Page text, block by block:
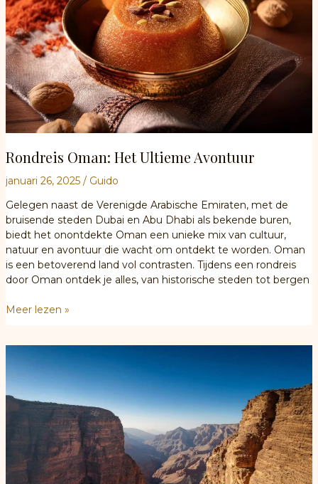
Rondreis Oman: Het Ultieme Avontuur
januari 26, 2025 / Guido
Gelegen naast de Verenigde Arabische Emiraten, met de
bruisende steden Dubai en Abu Dhabi als bekende buren,
biedt het onontdekte Oman een unieke mix van cultuur,
natuur en avontuur die wacht om ontdekt te worden. Oman
is een betoverend land vol contrasten. Tijdens een rondreis
door Oman ontdek je alles, van historische steden tot bergen
Rondreis
Avontuur
Meer lezen »